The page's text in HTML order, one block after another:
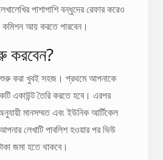
পাশাপাশি বন্ধুদের রেফার করেও
আয় করতে পারবেন।
করবেন?
করা খুবই সহজ। প্রথমে আপনাকে
একাউন্ট তৈরি করতে হবে। এরপর
মানসম্মত এবং ইউনিক আর্টিকেল
লেখাটি পাবলিশ হওয়ার পর ভিউ
জমা হতে থাকবে।